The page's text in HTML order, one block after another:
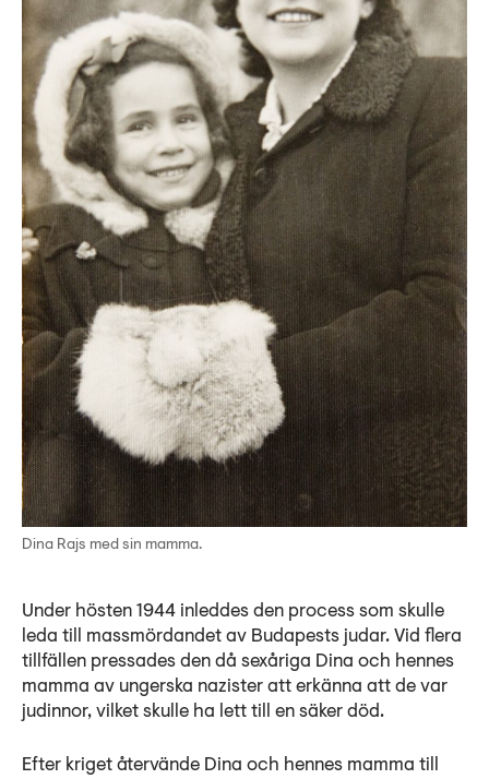
Dina Rajs med sin mamma.
Under hösten 1944 inleddes den process som skulle
leda till massmördandet av Budapests judar. Vid flera
tillfällen pressades den då sexåriga Dina och hennes
mamma av ungerska nazister att erkänna att de var
judinnor, vilket skulle ha lett till en säker död.
Efter kriget återvände Dina och hennes mamma till